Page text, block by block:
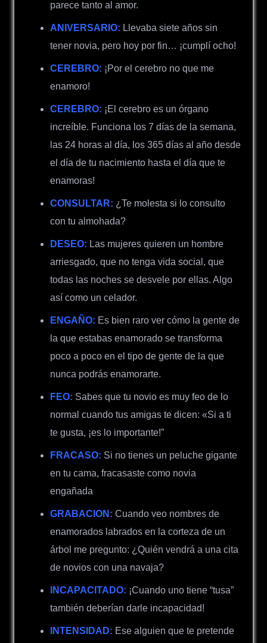
parece tanto al amor.
ANIVERSARIO: Llevaba siete años sin
tener novia, pero hoy por fin… ¡cumplí ocho!
CEREBRO: ¡Por el cerebro no que me
enamoro!
CEREBRO: ¡El cerebro es un órgano
increíble. Funciona los 7 días de la semana,
las 24 horas al día, los 365 días al año desde
el día de tu nacimiento hasta el día que te
enamoras!
CONSULTAR: ¿Te molesta si lo consulto
con tu almohada?
DESEO: Las mujeres quieren un hombre
arriesgado, que no tenga vida social, que
todas las noches se desvele por ellas. Algo
así como un celador.
ENGAÑO: Es bien raro ver cómo la gente de
la que estabas enamorado se transforma
poco a poco en el tipo de gente de la que
nunca podrás enamorarte.
FEO: Sabes que tu novio es muy feo de lo
normal cuando tus amigas te dicen: «Si a ti
te gusta, ¡es lo importante!”
FRACASO: Si no tienes un peluche gigante
en tu cama, fracasaste como novia
engañada
GRABACION: Cuando veo nombres de
enamorados labrados en la corteza de un
árbol me pregunto: ¿Quién vendrá a una cita
de novios con una navaja?
INCAPACITADO: ¡Cuando uno tiene “tusa”
también deberían darle incapacidad!
INTENSIDAD: Ese alguien que te pretende